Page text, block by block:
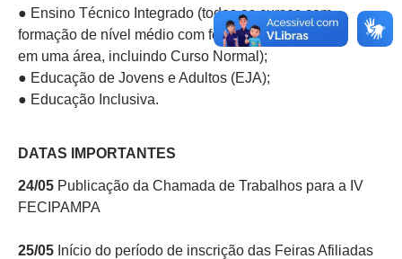
● Ensino Técnico Integrado (todos os cursos com
formação de nível médio com formação
em uma área, incluindo Curso Normal);
● Educação de Jovens e Adultos (EJA);
● Educação Inclusiva.
DATAS IMPORTANTES
24/05 Publicação da Chamada de Trabalhos para a IV
FECIPAMPA
25/05 Início do período de inscrição das Feiras Afiliadas